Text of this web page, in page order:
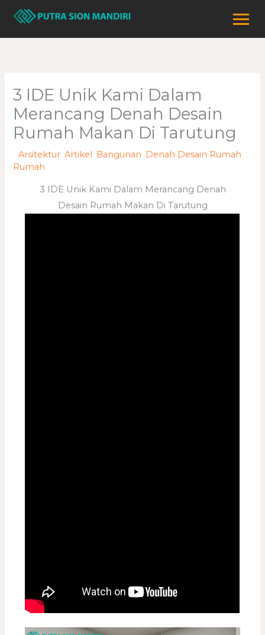
Lewati
konten
3 IDE Unik Kami Dalam
Merancang Denah Desain
Rumah Makan Di Tarutung
/Arsitektur ,Artikel Bangunan Denah Desain Rumah
Rumah
3 IDE Unik Kami Dalam Merancang Denah
Desain Rumah Makan Di Tarutung